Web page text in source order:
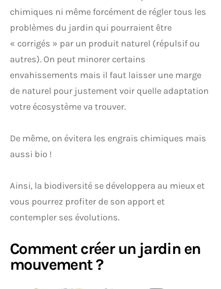
chimiques ni même forcément de régler tous les
problèmes du jardin qui pourraient être
« corrigés » par un produit naturel (répulsif ou
autres). On peut minorer certains
envahissements mais il faut laisser une marge
de naturel pour justement voir quelle adaptation
votre écosystème va trouver.
De même, on évitera les engrais chimiques mais
aussi bio !
Ainsi, la biodiversité se développera au mieux et
vous pourrez profiter de son apport et
contempler ses évolutions.
Comment créer un jardin en
mouvement ?